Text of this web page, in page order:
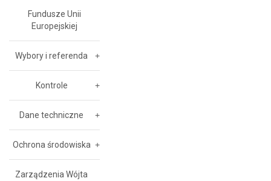
Fundusze Unii
Europejskiej
Wybory i referenda
Kontrole
Dane techniczne
Ochrona środowiska
Zarządzenia Wójta